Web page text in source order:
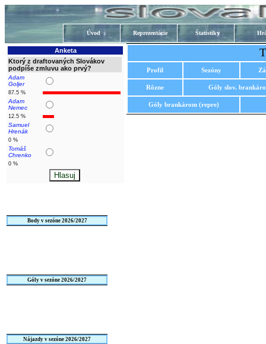
Úvod Reprezentácie Štatistiky
Anketa
Ktorý z draftovaných Slovákov
podpíše zmluvu ako prvý?
Adam
Goljer
87.5 %
Adam
Nemec
12.5 %
Samuel
Hrenák
0 %
Tomáš
Chrenko
0 %
Body v sezóne 2026/2027
Góly v sezóne 2026/2027
Nájazdy v sezóne 2026/2027
Profil Sezóny
Rôzne Góly slov.
Góly brankárom (repre)